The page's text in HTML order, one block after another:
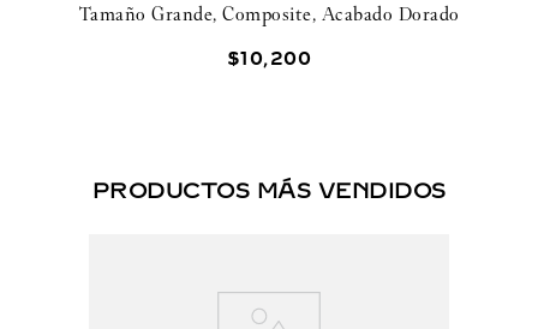
Tamaño Grande, Composite, Acabado Dorado
$10,200
PRODUCTOS MÁS VENDIDOS